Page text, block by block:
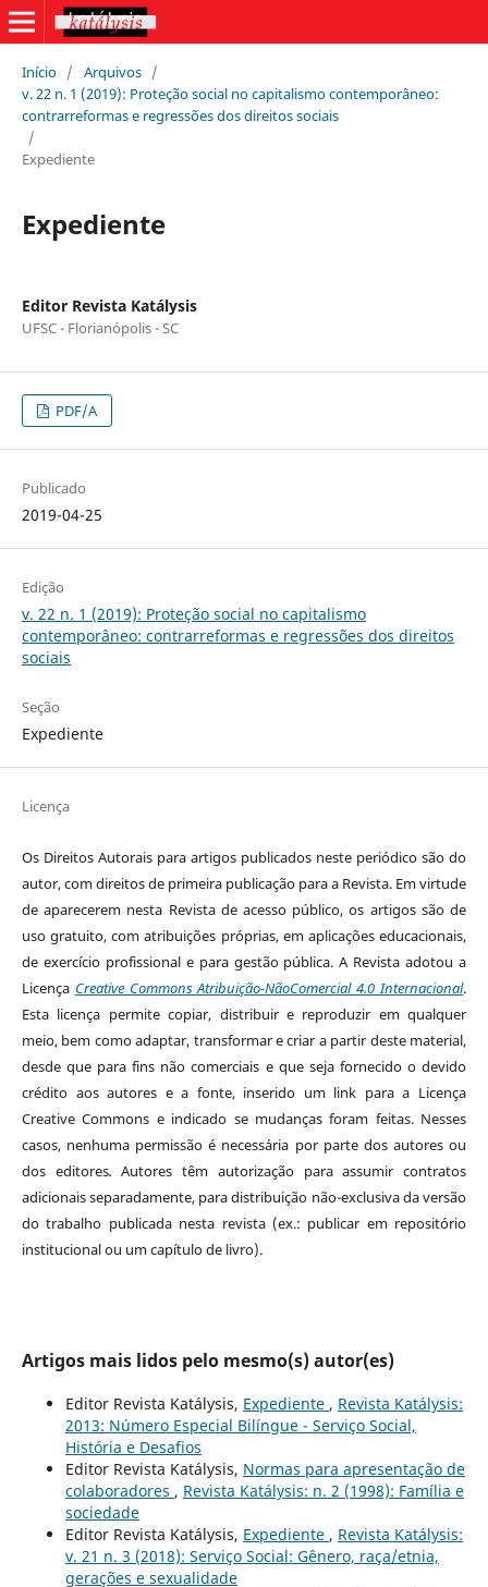
Início / Arquivos /
v. 22 n. 1 (2019): Proteção social no capitalismo contemporâneo:
contrarreformas e regressões dos direitos sociais
/
Expediente
Expediente
Editor Revista Katálysis
UFSC - Florianópolis - SC
PDF/A
Publicado
2019-04-25
Edição
v. 22 n. 1 (2019): Proteção social no capitalismo
contemporâneo: contrarreformas e regressões dos direitos
sociais
Seção
Expediente
Licença
Os Direitos Autorais para artigos publicados neste periódico são do
autor, com direitos de primeira publicação para a Revista. Em virtude
de aparecerem nesta Revista de acesso público, os artigos são de
uso gratuito, com atribuições próprias, em aplicações educacionais,
de exercício profissional e para gestão pública. A Revista adotou a
Licença Creative Commons Atribuição-NãoComercial 4.0 Internacional.
Esta licença permite copiar, distribuir e reproduzir em qualquer
meio, bem como adaptar, transformar e criar a partir deste material,
desde que para fins não comerciais e que seja fornecido o devido
crédito aos autores e a fonte, inserido um link para a Licença
Creative Commons e indicado se mudanças foram feitas. Nesses
casos, nenhuma permissão é necessária por parte dos autores ou
dos editores.Autores têm autorização para assumir contratos
adicionais separadamente, para distribuição não-exclusiva da versão
do trabalho publicada nesta revista (ex.: publicar em repositório
institucional ou um capítulo de livro).
Artigos mais lidos pelo mesmo(s) autor(es)
Editor Revista Katálysis, Expediente , Revista Katálysis:
2013: Número Especial Bilíngue - Serviço Social,
História e Desafios
Editor Revista Katálysis, Normas para apresentação de
colaboradores , Revista Katálysis: n. 2 (1998): Família e
sociedade
Editor Revista Katálysis, Expediente , Revista Katálysis:
v. 21 n. 3 (2018): Serviço Social: Gênero, raça/etnia,
gerações e sexualidade